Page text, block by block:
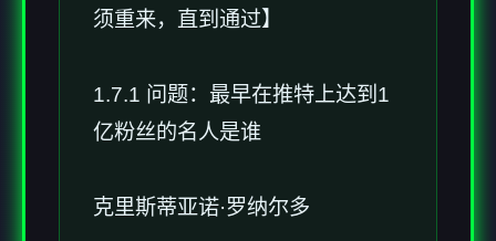
须重来，直到通过】
1.7.1 问题：最早在推特上达到1
亿粉丝的名人是谁
克里斯蒂亚诺·罗纳尔多